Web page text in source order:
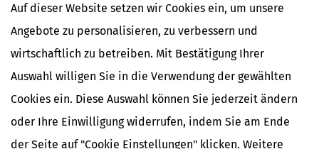
Auf dieser Website setzen wir Cookies ein, um unsere
Angebote zu personalisieren, zu verbessern und
wirtschaftlich zu betreiben. Mit Bestätigung Ihrer
Auswahl willigen Sie in die Verwendung der gewählten
Cookies ein. Diese Auswahl können Sie jederzeit ändern
oder Ihre Einwilligung widerrufen, indem Sie am Ende
der Seite auf "Cookie Einstellungen" klicken. Weitere
Beschenktem.
Die Steuerklassen bei der Schenkungssteuer
bestimmen den Steuersatz und richten sich